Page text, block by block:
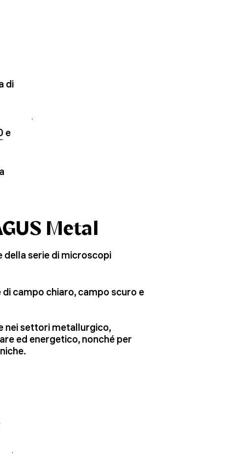
di
e
Metal
della serie di microscopi
campo chiaro, campo scuro e
nei settori metallurgico,
ed energetico, nonché per